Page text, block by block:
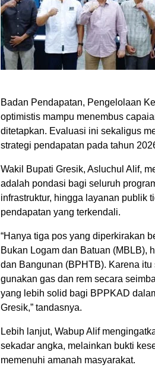
Badan Pendapatan, Pengelolaan
optimistis mampu menembus
ditetapkan. Evaluasi ini sekaligus
strategi pendapatan pada tahun
Wakil Bupati Gresik, Asluchul Alif,
adalah pondasi bagi seluruh
infrastruktur, hingga layanan publik
pendapatan yang terkendali.
“Hanya tiga pos yang diperkirakan
Bukan Logam dan Batuan (MBLB),
dan Bangunan (BPHTB). Karena
gunakan gas dan rem secara
yang lebih solid bagi BPPKAD
Gresik,” tandasnya.
Lebih lanjut, Wabup Alif
sekadar angka, melainkan bukti
memenuhi amanah masyarakat.